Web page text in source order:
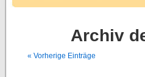
Archiv
« Vorherige Einträge